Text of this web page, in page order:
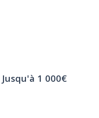
Jusqu'à 1 000€